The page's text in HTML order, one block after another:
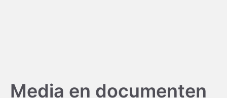
Media en documenten